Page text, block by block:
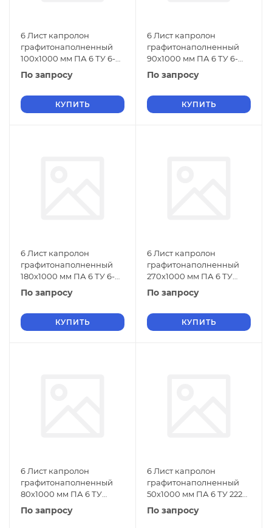
6 Лист капролон
графитонаполненный
100х1000 мм ПА 6 ТУ 6-
06-38-89
По запросу
КУПИТЬ
6 Лист капролон
графитонаполненный
90х1000 мм ПА 6 ТУ 6-
06-38-89
По запросу
КУПИТЬ
6 Лист капролон
графитонаполненный
180х1000 мм ПА 6 ТУ 6-
06-38-89
По запросу
КУПИТЬ
6 Лист капролон
графитонаполненный
270х1000 мм ПА 6 ТУ
2224-029-00203803-2012
По запросу
КУПИТЬ
6 Лист капролон
графитонаполненный
80х1000 мм ПА 6 ТУ
2224-029-00203803-2012
По запросу
6 Лист капролон
графитонаполненный
50х1000 мм ПА 6 ТУ 2224-
029-00203803-2012
По запросу